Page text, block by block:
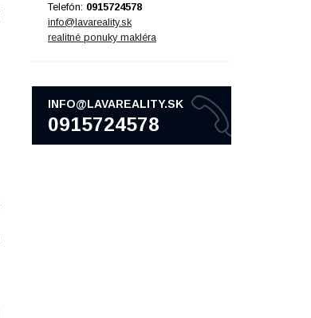
Telefón: 0915724578
info@lavareality.sk
realitné ponuky makléra
INFO@LAVAREALITY.SK
0915724578